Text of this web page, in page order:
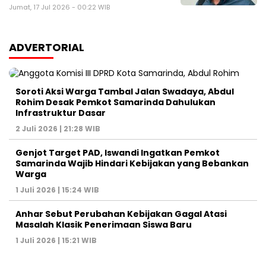
Jumat, 17 Jul 2026 - 00:22 WIB
ADVERTORIAL
Soroti Aksi Warga Tambal Jalan Swadaya, Abdul
Rohim Desak Pemkot Samarinda Dahulukan
Infrastruktur Dasar
2 Juli 2026 | 21:28 WIB
Genjot Target PAD, Iswandi Ingatkan Pemkot
Samarinda Wajib Hindari Kebijakan yang Bebankan
Warga
1 Juli 2026 | 15:24 WIB
Anhar Sebut Perubahan Kebijakan Gagal Atasi
Masalah Klasik Penerimaan Siswa Baru
1 Juli 2026 | 15:21 WIB